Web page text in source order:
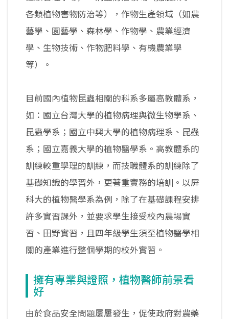
各類植物害物防治等），作物生產領域（如農
藝學、園藝學、森林學、作物學、農業經濟
學、生物技術、作物肥料學、有機農業學
等）。
目前國內植物昆蟲相關的科系多屬高教體系，
如：國立台灣大學的植物病理與微生物學系、
昆蟲學系；國立中興大學的植物病理系、昆蟲
系；國立嘉義大學的植物醫學系。高教體系的
訓練較重學理的訓練，而技職體系的訓練除了
基礎知識的學習外，更著重實務的培訓。以屏
科大的植物醫學系為例，除了在基礎課程安排
許多實習課外，並要求學生接受校內農場實
習、田野實習，且四年級學生須至植物醫學相
關的產業進行整個學期的校外實習。
擁有專業與證照，植物醫師前景看
好
由於食品安全問題屢屢發生，促使政府對農藥